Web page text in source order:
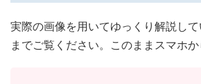
実際の画像を用いてゆっくり解説し
までご覧ください。このままスマホ